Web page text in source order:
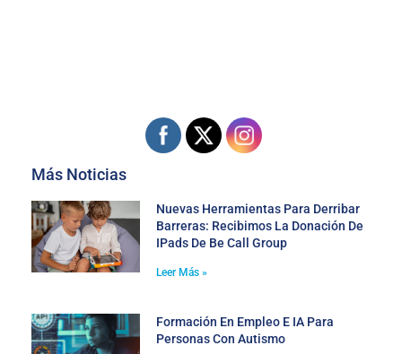
Más Noticias
Nuevas Herramientas Para Derribar
Barreras: Recibimos La Donación De
IPads De Be Call Group
Leer Más »
Formación En Empleo E IA Para
Personas Con Autismo